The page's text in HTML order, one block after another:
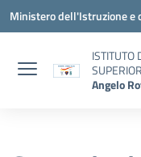
Vai ai contenuti
Vai al menu di navigazione
Vai al footer
Ministero dell'Istruzione e
ISTITUTO
Angelo